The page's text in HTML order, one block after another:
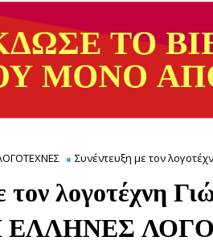
Συνέντευξη με τον
τον λογοτέχνη
ΕΛΛΗΝΕΣ